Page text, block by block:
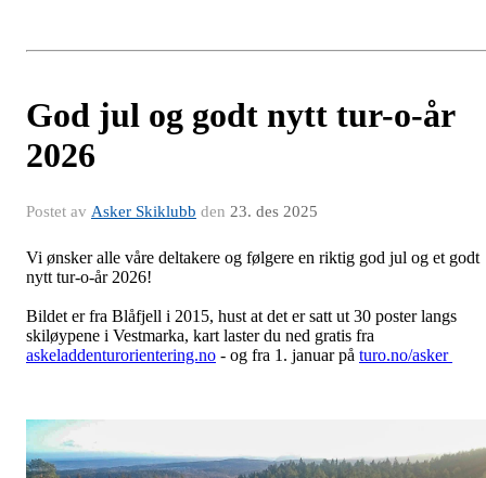
God jul og godt nytt tur-o-år
2026
Postet av Asker Skiklubb den 23. des 2025
Vi ønsker alle våre deltakere og følgere en riktig god jul og et godt
nytt tur-o-år 2026!
Bildet er fra Blåfjell i 2015, hust at det er satt ut 30 poster langs
skiløypene i Vestmarka, kart laster du ned gratis fra
askeladdenturorientering.no - og fra 1. januar på turo.no/asker